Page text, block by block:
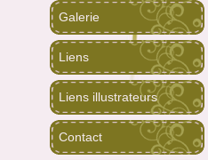
Galerie
Liens
Liens illustrateurs
Contact